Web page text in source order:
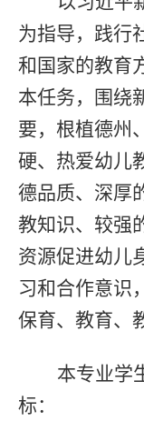
为指导，践行
和国家的教育
本任务，围绕
要，根植德州
硬、热爱幼儿
德品质、深厚
教知识、较强
资源促进幼儿
习和合作意识
保育、教育、
本专业学
标：